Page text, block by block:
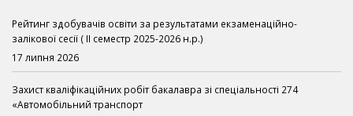
Рейтинг здобувачів освіти за результатами екзаменаційно-
залікової сесії ( ІІ семестр 2025-2026 н.р.)
17 липня 2026
Захист кваліфікаційних робіт бакалавра зі спеціальності 274
«Автомобільний транспорт